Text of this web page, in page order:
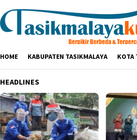
HOME KABUPATEN TASIKMALAYA KOTA
HEADLINES